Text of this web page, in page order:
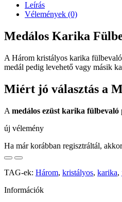
Leírás
Vélemények (0)
Medálos Karika
A Három kristályos karika
medál pedig levehető vagy másik
Miért jó választás a
A medálos ezüst karika fülbevaló
új vélemény
Ha már korábban regisztráltál,
TAG-ek: Három, kristályos, karika,
Információk